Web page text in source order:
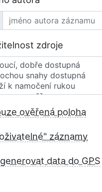
zdroje
ověřená poloha
záznamy
data do GPS